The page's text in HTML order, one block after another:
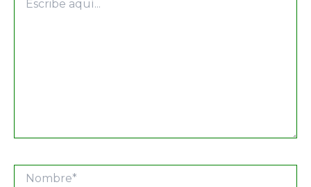
aquí...
Nombre*